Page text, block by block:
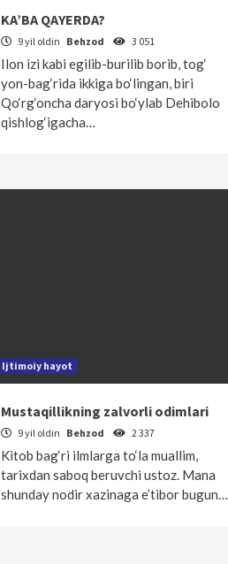
KA’BA QAYERDA?
9 yil oldin Behzod 3 051
Ilon izi kabi egilib-burilib borib, tog‘
yon-bag‘rida ikkiga bo‘lingan, biri
Qo‘rg‘oncha daryosi bo‘ylab Dehibolo
qishlog‘igacha…
Ijtimoiy hayot
Mustaqillikning zalvorli odimlari
9 yil oldin Behzod 2 337
Kitob bag‘ri ilmlarga to‘la muallim,
tarixdan saboq beruvchi ustoz. Mana
shunday nodir xazinaga e’tibor bugun…